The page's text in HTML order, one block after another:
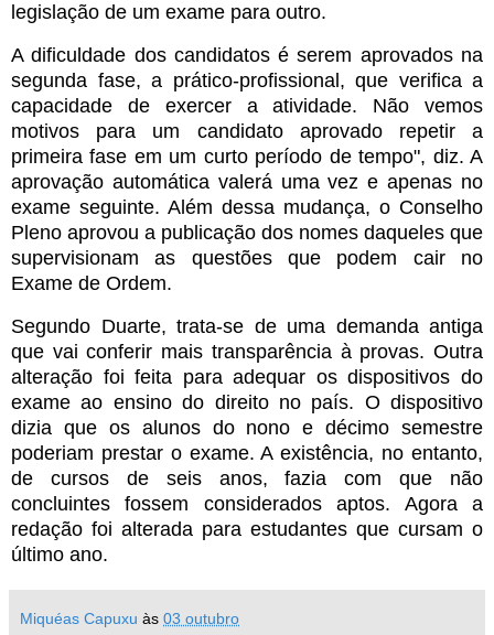
legislação de um exame para outro.
A dificuldade dos candidatos é serem aprovados na
segunda fase, a prático-profissional, que verifica a
capacidade de exercer a atividade. Não vemos
motivos para um candidato aprovado repetir a
primeira fase em um curto período de tempo", diz. A
aprovação automática valerá uma vez e apenas no
exame seguinte. Além dessa mudança, o Conselho
Pleno aprovou a publicação dos nomes daqueles que
supervisionam as questões que podem cair no
Exame de Ordem.
Segundo Duarte, trata-se de uma demanda antiga
que vai conferir mais transparência à provas. Outra
alteração foi feita para adequar os dispositivos do
exame ao ensino do direito no país. O dispositivo
dizia que os alunos do nono e décimo semestre
poderiam prestar o exame. A existência, no entanto,
de cursos de seis anos, fazia com que não
concluintes fossem considerados aptos. Agora a
redação foi alterada para estudantes que cursam o
último ano.
Miquéas Capuxu às 03 outubro